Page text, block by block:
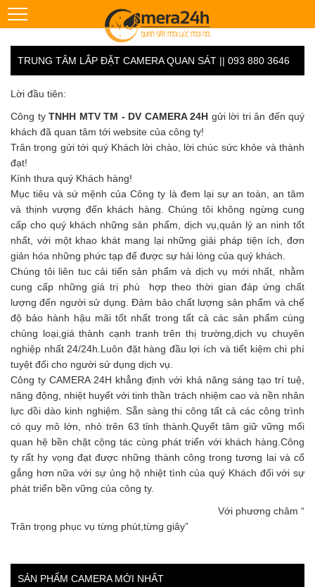
TRUNG TÂM LẮP ĐẶT CAMERA QUAN SÁT || 093 880 3646
Lời đầu tiên:
Công ty TNHH MTV TM - DV CAMERA 24H gửi lời tri ân đến quý
khách đã quan tâm tới website của công ty!
Trân trọng gửi tới quý Khách lời chào, lời chúc sức khỏe và thành
đạt!
Kính thưa quý Khách hàng!
Mục tiêu và sứ mệnh của Công ty là đem lại sự an toàn, an tâm
và thịnh vượng đến khách hàng. Chúng tôi không ngừng cung
cấp cho quý khách những sản phẩm, dịch vụ,quản lý an ninh tốt
nhất, với một khao khát mang lại những giải pháp tiện ích, đơn
giản hóa những phức tạp để được sự hài lòng của quý khách.
Chúng tôi liên tuc cải tiến sản phẩm và dịch vụ mới nhất, nhằm
cung cấp những giá trị phù hợp theo thời gian đáp ứng chất
lượng đến người sử dụng. Đảm bảo chất lượng sản phẩm và chế
độ bảo hành hậu mãi tốt nhất trong tất cả các sản phẩm cùng
chủng loại,giá thành cạnh tranh trên thị trường,dịch vụ chuyên
nghiệp nhất 24/24h.Luôn đặt hàng đầu lợi ích và tiết kiệm chi phí
tuyệt đối cho người sử dụng dịch vụ.
Công ty CAMERA 24H khẳng định với khả năng sáng tạo trí tuệ,
năng động, nhiệt huyết với tinh thần trách nhiệm cao và nền nhân
lực dồi dào kinh nghiệm. Sẵn sàng thi công tất cả các công trình
có quy mô lớn, nhỏ trên 63 tỉnh thành.Quyết tâm giữ vững mối
quan hệ bền chặt cộng tác cùng phát triển với khách hàng.Công
ty rất hy vọng đạt được những thành công trong tương lai và cố
gắng hơn nữa với sự ủng hộ nhiệt tình của quý Khách đối với sự
phát triển bền vững của công ty.
Với phương châm “
Trân trọng phục vụ từng phút,từng giây”
SẢN PHẨM CAMERA MỚI NHẤT